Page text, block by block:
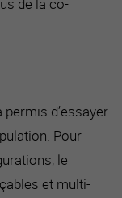
permis d’essayer
Pour
le
et multi-